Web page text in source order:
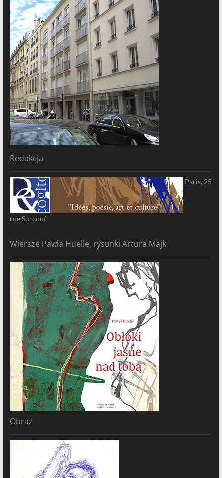
Redakcja
Paris, 25
rue Surcouf
Wiersze Pawła Huelle, rysunki Artura Majki
Obraz